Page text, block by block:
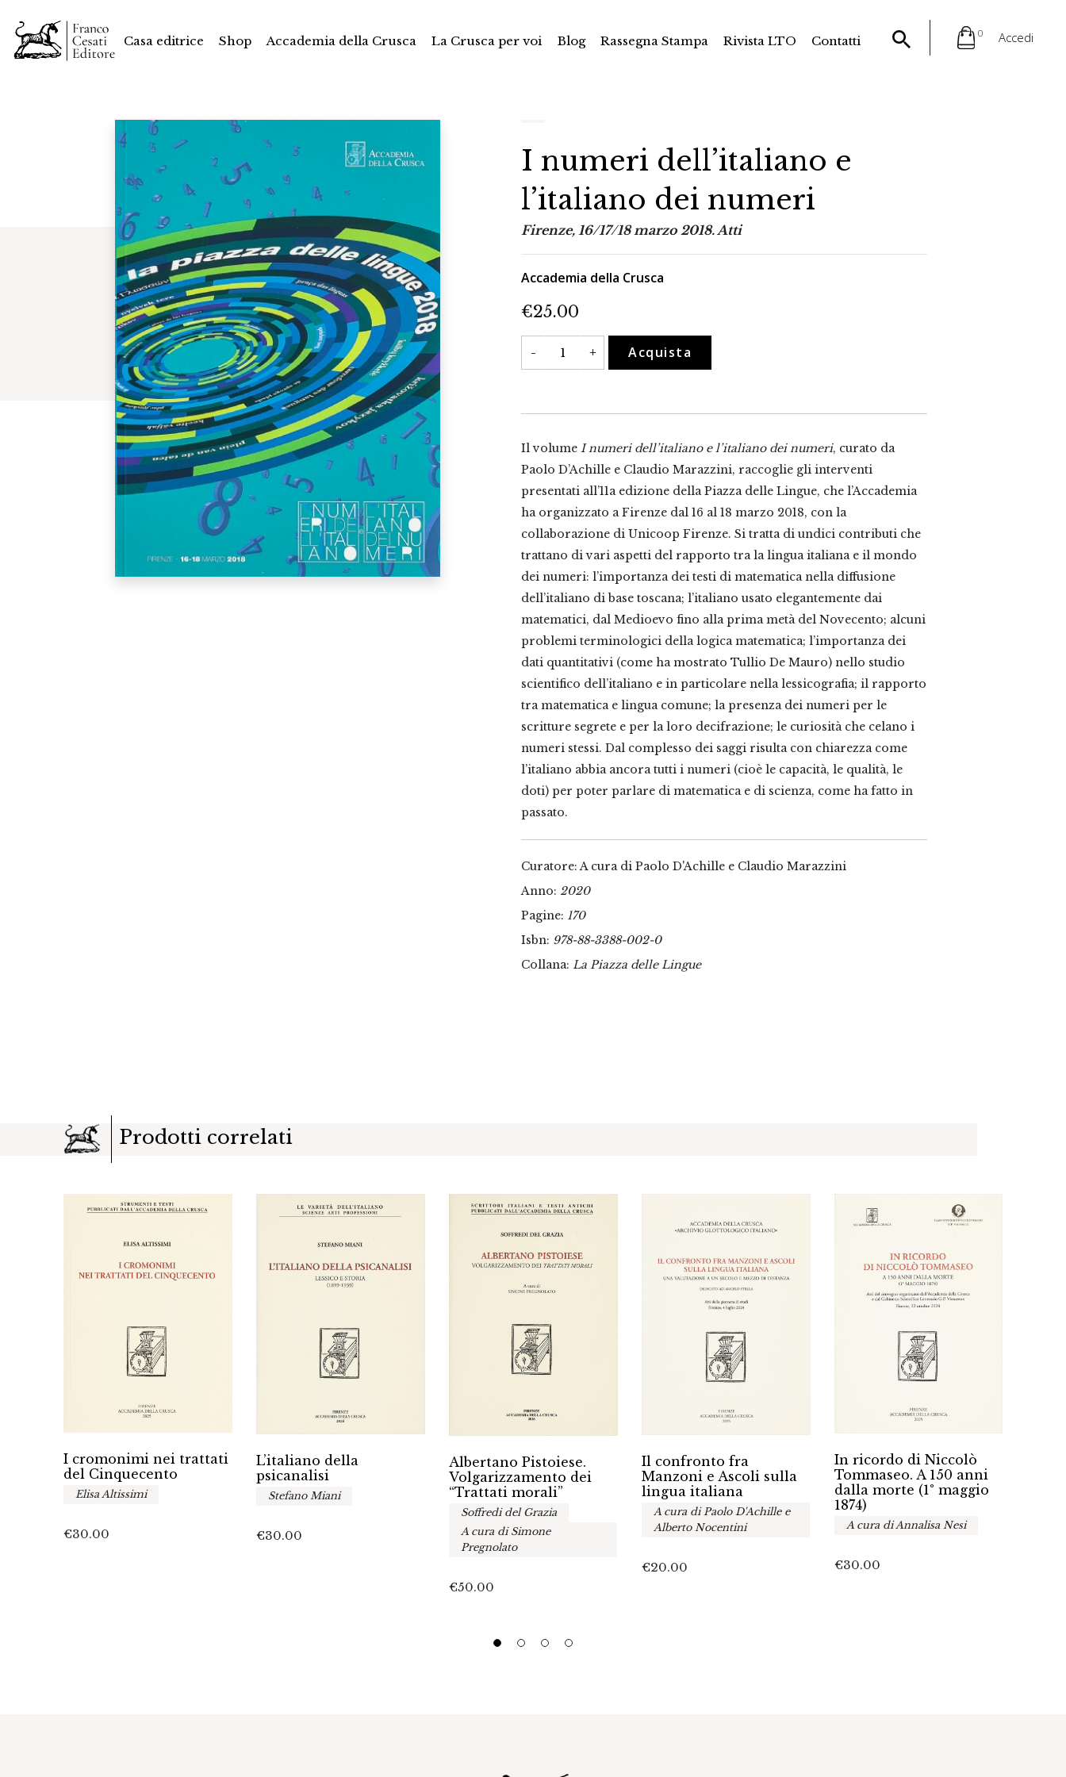
Casa editrice Shop Accademia della Crusca La Crusca per voi Blog Rassegna Stampa Rivista LTO Contatti
0 Accedi
I numeri dell’italiano e
l’italiano dei numeri
Firenze, 16/17/18 marzo 2018. Atti
Accademia della Crusca
€25.00
-
I
numeri
dell'italiano
numeri
+ Acquista
Il volume I numeri dell’italiano e l’italiano dei numeri, curato da
Paolo D’Achille e Claudio Marazzini, raccoglie gli interventi
presentati all’11a edizione della Piazza delle Lingue, che l’Accademia
ha organizzato a Firenze dal 16 al 18 marzo 2018, con la
collaborazione di Unicoop Firenze. Si tratta di undici contributi che
trattano di vari aspetti del rapporto tra la lingua italiana e il mondo
dei numeri: l’importanza dei testi di matematica nella diffusione
dell’italiano di base toscana; l’italiano usato elegantemente dai
matematici, dal Medioevo fino alla prima metà del Novecento; alcuni
problemi terminologici della logica matematica; l’importanza dei
dati quantitativi (come ha mostrato Tullio De Mauro) nello studio
scientifico dell’italiano e in particolare nella lessicografia; il rapporto
tra matematica e lingua comune; la presenza dei numeri per le
scritture segrete e per la loro decifrazione; le curiosità che celano i
numeri stessi. Dal complesso dei saggi risulta con chiarezza come
l’italiano abbia ancora tutti i numeri (cioè le capacità, le qualità, le
doti) per poter parlare di matematica e di scienza, come ha fatto in
passato.
Curatore: A cura di Paolo D'Achille e Claudio Marazzini
Anno: 2020
Pagine: 170
Isbn: 978-88-3388-002-0
Collana: La Piazza delle Lingue
Prodotti correlati
I cromonimi nei trattati
del Cinquecento
Elisa Altissimi
€30.00
L’italiano della
psicanalisi
Stefano Miani
€30.00
Albertano Pistoiese.
Volgarizzamento dei
“Trattati morali”
Soffredi del Grazia
A cura di Simone
Pregnolato
€50.00
Il confronto fra
Manzoni e Ascoli sulla
lingua italiana
A cura di Paolo D'Achille e
Alberto Nocentini
€20.00
In ricordo di Niccolò
Tommaseo. A 150 anni
dalla morte (1° maggio
1874)
A cura di Annalisa Nesi
€30.00